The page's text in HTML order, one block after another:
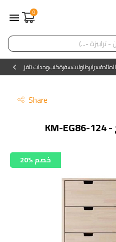
0
سرايرطاولاتسفرةكنبوحدات تلفزيون
Share
20% خصم